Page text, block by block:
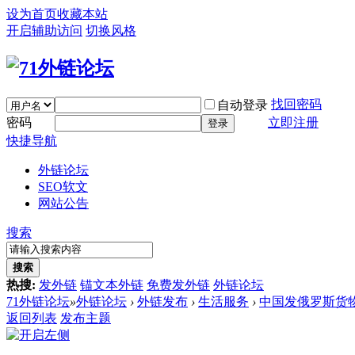
设为首页收藏本站
开启辅助访问 切换风格
自动登录 找回密码
密码
登录
立即注册
快捷导航
外链论坛
SEO软文
网站公告
搜索
搜索
热搜: 发外链 锚文本外链 免费发外链 外链论坛
71外链论坛»外链论坛 › 外链发布 › 生活服务 › 中国发俄罗斯货
返回列表 发布主题